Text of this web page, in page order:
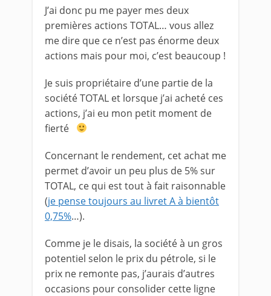
J’ai donc pu me payer mes deux
premières actions TOTAL… vous allez
me dire que ce n’est pas énorme deux
actions mais pour moi, c’est beaucoup !
Je suis propriétaire d’une partie de la
société TOTAL et lorsque j’ai acheté ces
actions, j’ai eu mon petit moment de
fierté
Concernant le rendement, cet achat me
permet d’avoir un peu plus de 5% sur
TOTAL, ce qui est tout à fait raisonnable
(je pense toujours au livret A à bientôt
0,75%…).
Comme je le disais, la société à un gros
potentiel selon le prix du pétrole, si le
prix ne remonte pas, j’aurais d’autres
occasions pour consolider cette ligne